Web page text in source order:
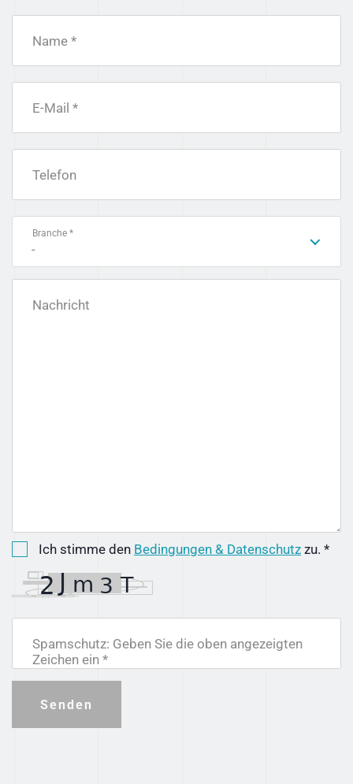
Name *
E-Mail *
Telefon
Branche *
-
Nachricht
Ich stimme den Bedingungen & Datenschutz zu. *
Spamschutz: Geben Sie die oben angezeigten
Zeichen ein *
Senden